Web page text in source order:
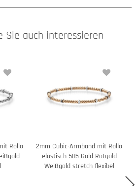
Sie auch interessieren
Rollo
2mm Cubic-Armband mit Rollo
elastisch 585 Gold Rotgold
Weißgold stretch flexibel